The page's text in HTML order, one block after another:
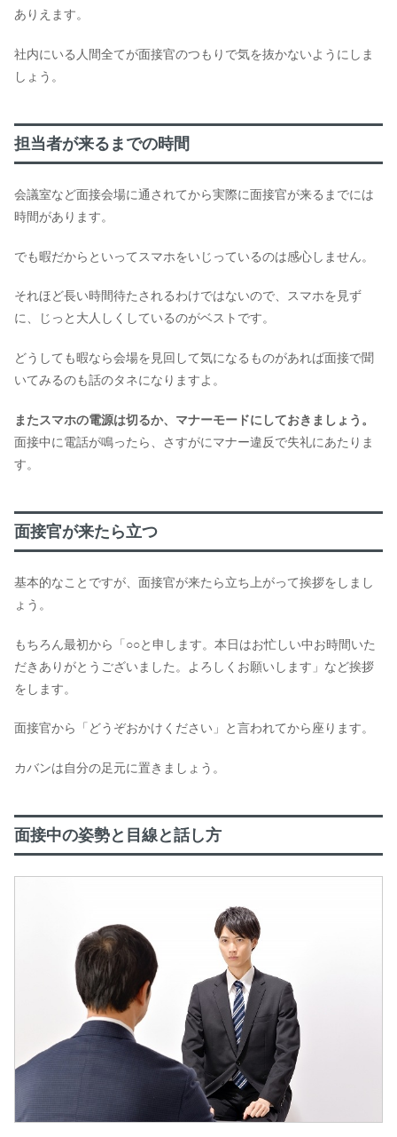
ありえます。
社内にいる人間全てが面接官のつもりで気を抜かないようにしま
しょう。
担当者が来るまでの時間
会議室など面接会場に通されてから実際に面接官が来るまでには
時間があります。
でも暇だからといってスマホをいじっているのは感心しません。
それほど長い時間待たされるわけではないので、スマホを見ず
に、じっと大人しくしているのがベストです。
どうしても暇なら会場を見回して気になるものがあれば面接で聞
いてみるのも話のタネになりますよ。
またスマホの電源は切るか、マナーモードにしておきましょう。
面接中に電話が鳴ったら、さすがにマナー違反で失礼にあたりま
す。
面接官が来たら立つ
基本的なことですが、面接官が来たら立ち上がって挨拶をしまし
ょう。
もちろん最初から「○○と申します。本日はお忙しい中お時間いた
だきありがとうございました。よろしくお願いします」など挨拶
をします。
面接官から「どうぞおかけください」と言われてから座ります。
カバンは自分の足元に置きましょう。
面接中の姿勢と目線と話し方